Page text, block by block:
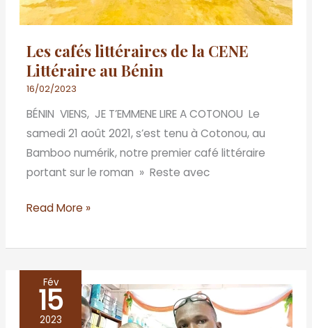
Les cafés littéraires de la CENE
Littéraire au Bénin
16/02/2023
BÉNIN VIENS, JE T’EMMENE LIRE A COTONOU Le
samedi 21 août 2021, s’est tenu à Cotonou, au
Bamboo numérik, notre premier café littéraire
portant sur le roman » Reste avec
Read More »
Fév
15
2023
CAFÉS